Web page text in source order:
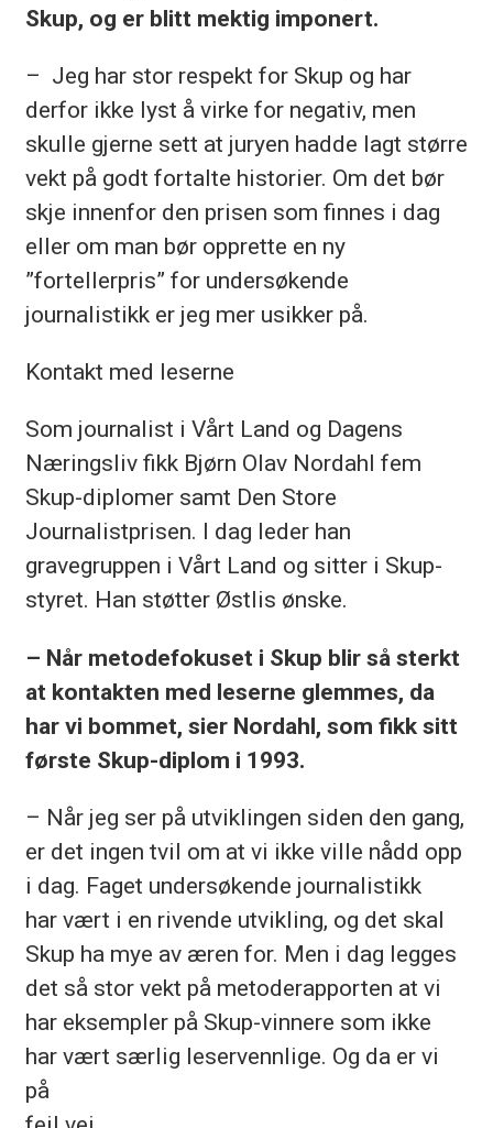
Skup, og er blitt mektig imponert.
– Jeg har stor respekt for Skup og har
derfor ikke lyst å virke for negativ, men
skulle gjerne sett at juryen hadde lagt større
vekt på godt fortalte historier. Om det bør
skje innenfor den prisen som finnes i dag
eller om man bør opprette en ny
”fortellerpris” for undersøkende
journalistikk er jeg mer usikker på.
Kontakt med leserne
Som journalist i Vårt Land og Dagens
Næringsliv fikk Bjørn Olav Nordahl fem
Skup-diplomer samt Den Store
Journalistprisen. I dag leder han
gravegruppen i Vårt Land og sitter i Skup-
styret. Han støtter Østlis ønske.
– Når metodefokuset i Skup blir så sterkt
at kontakten med leserne glemmes, da
har vi bommet, sier Nordahl, som fikk sitt
første Skup-diplom i 1993.
– Når jeg ser på utviklingen siden den gang,
er det ingen tvil om at vi ikke ville nådd opp
i dag. Faget undersøkende journalistikk
har vært i en rivende utvikling, og det skal
Skup ha mye av æren for. Men i dag legges
det så stor vekt på metoderapporten at vi
har eksempler på Skup-vinnere som ikke
har vært særlig leservennlige. Og da er vi
på